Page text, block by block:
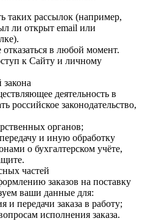
таких рассылок (например,
ли открыт email или
в любой момент.
к Сайту и личному
деятельность в
российское законодательство,
органов;
и иную обработку
о бухгалтерском учёте,
частей
заказов на поставку
ваши данные для:
и передачи заказа в работу;
исполнения заказа.